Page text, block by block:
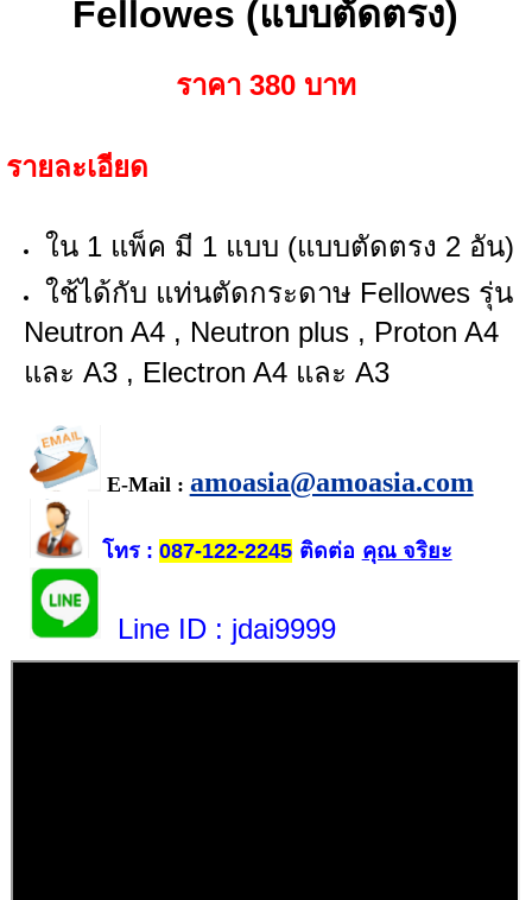
Fellowes (แบบตัดตรง)
ราคา 380 บาท
รายละเอียด
ใน 1 แพ็ค มี 1 แบบ (แบบตัดตรง 2 อัน)
ใช้ได้กับ แท่นตัดกระดาษ Fellowes รุ่น
Neutron A4 , Neutron plus , Proton A4
และ A3 , Electron A4 และ A3
E-Mail : amoasia@amoasia.com
โทร: 087-122-2245ติดต่อ คุณ จริยะ
Line ID : jdai9999